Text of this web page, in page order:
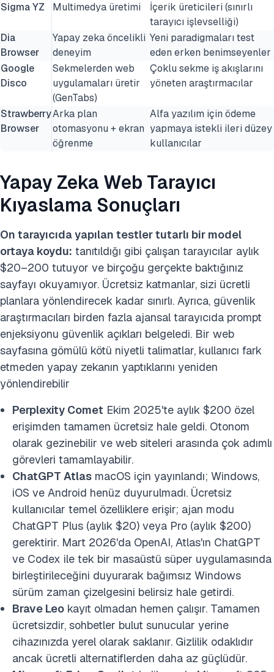
Sigma YZ
Multimedya üretimi
İçerik üreticileri (sınırlı
tarayıcı işlevselliği)
Dia
Browser
Yapay zeka öncelikli
deneyim
Yeni paradigmaları test
eden erken benimseyenler
Google
Disco
Sekmelerden web
uygulamaları üretir
(GenTabs)
Çoklu sekme iş akışlarını
yöneten araştırmacılar
Strawberry
Browser
Arka plan
otomasyonu + ekran
öğrenme
Alfa yazılım için ödeme
yapmaya istekli ileri düzey
kullanıcılar
Yapay Zeka Web Tarayıcı
Kıyaslama Sonuçları
On tarayıcıda yapılan testler tutarlı bir model
ortaya koydu: tanıtıldığı gibi çalışan tarayıcılar aylık
$20–200 tutuyor ve birçoğu gerçekte baktığınız
sayfayı okuyamıyor. Ücretsiz katmanlar, sizi ücretli
planlara yönlendirecek kadar sınırlı. Ayrıca, güvenlik
araştırmacıları birden fazla ajansal tarayıcıda prompt
enjeksiyonu güvenlik açıkları belgeledi. Bir web
sayfasına gömülü kötü niyetli talimatlar, kullanıcı fark
etmeden yapay zekanın yaptıklarını yeniden
yönlendirebilir
Perplexity Comet Ekim 2025'te aylık $200 özel
erişimden tamamen ücretsiz hale geldi. Otonom
olarak gezinebilir ve web siteleri arasında çok adımlı
görevleri tamamlayabilir.
ChatGPT Atlas macOS için yayınlandı; Windows,
iOS ve Android henüz duyurulmadı. Ücretsiz
kullanıcılar temel özelliklere erişir; ajan modu
ChatGPT Plus (aylık $20) veya Pro (aylık $200)
gerektirir. Mart 2026'da OpenAI, Atlas'ın ChatGPT
ve Codex ile tek bir masaüstü süper uygulamasında
birleştirileceğini duyurarak bağımsız Windows
sürüm zaman çizelgesini belirsiz hale getirdi.
Brave Leo kayıt olmadan hemen çalışır. Tamamen
ücretsizdir, sohbetler bulut sunucular yerine
cihazınızda yerel olarak saklanır. Gizlilik odaklıdır
ancak ücretli alternatiflerden daha az güçlüdür.